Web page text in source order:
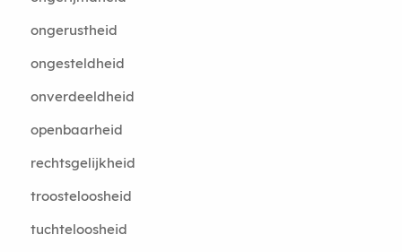
ongerustheid
ongesteldheid
onverdeeldheid
openbaarheid
rechtsgelijkheid
troosteloosheid
tuchteloosheid